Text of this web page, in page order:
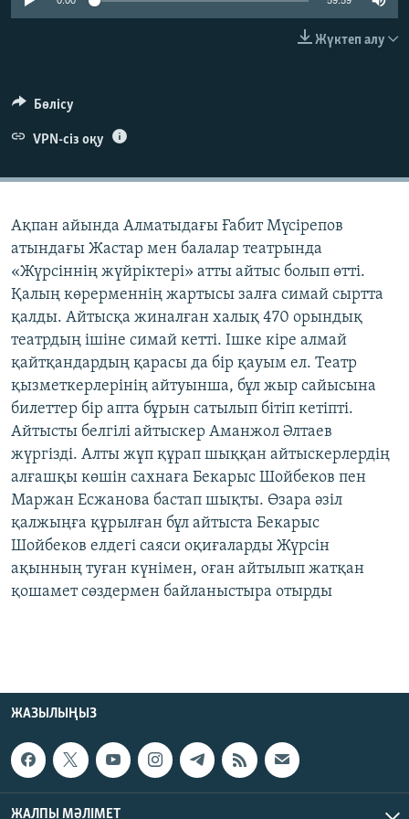
ЖАЗЫЛЫҢЫЗ
Басқа тілдерде
Жүктеп алу
Бөлісу
VPN-сіз оқу
Ақпан айында Алматыдағы Ғабит Мүсірепов
атындағы Жастар мен балалар театрында
«Жүрсіннің жүйріктері» атты айтыс болып өтті.
Қалың көрерменнің жартысы залға симай сыртта
қалды. Айтысқа жиналған халық 470 орындық
театрдың ішіне симай кетті. Ішке кіре алмай
қайтқандардың қарасы да бір қауым ел. Театр
қызметкерлерінің айтуынша, бұл жыр сайысына
билеттер бір апта бұрын сатылып бітіп кетіпті.
Айтысты белгілі айтыскер Аманжол Әлтаев
жүргізді. Алты жұп құрап шыққан айтыскерлердің
алғашқы көшін сахнаға Бекарыс Шойбеков пен
Маржан Есжанова бастап шықты. Өзара әзіл
қалжыңға құрылған бұл айтыста Бекарыс
Шойбеков елдегі саяси оқиғаларды Жүрсін
ақынның туған күнімен, оған айтылып жатқан
қошамет сөздермен байланыстыра отырды
ЖАЗЫЛЫҢЫЗ
ЖАЛПЫ МӘЛІМЕТ